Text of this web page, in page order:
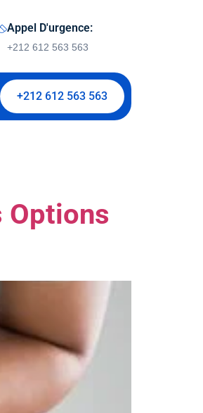
Appel D'urgence:
+212 612 563 563
+212 612 563 563
Options